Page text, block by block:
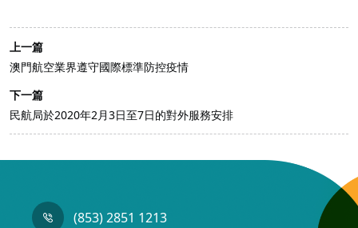
上一篇
澳門航空業界遵守國際標準防控疫情
下一篇
民航局於2020年2月3日至7日的對外服務安排
(853) 2851 1213